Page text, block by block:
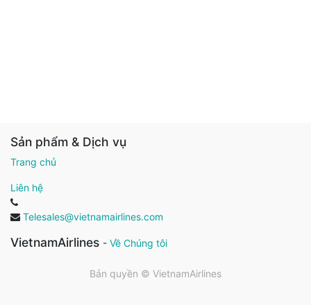
Sản phẩm & Dịch vụ
Trang chủ
Liên hệ
Telesales@vietnamairlines.com
VietnamAirlines - Về Chúng tôi
Bản quyền © VietnamAirlines